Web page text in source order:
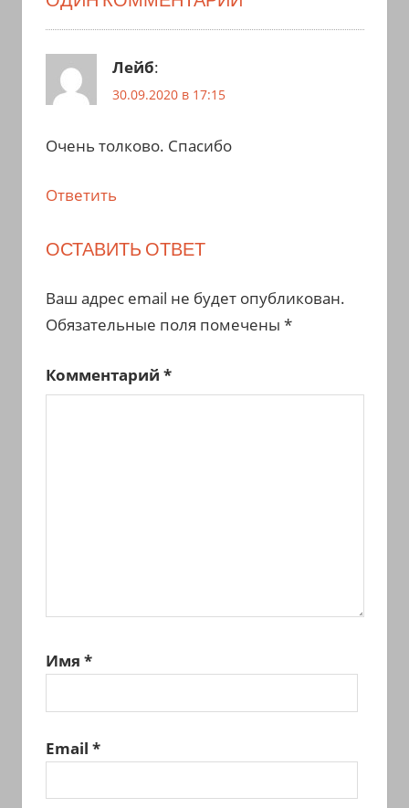
Лейб:
30.09.2020 в 17:15
Очень толково. Спасибо
Ответить
ОСТАВИТЬ ОТВЕТ
Ваш адрес email не будет опубликован.
Обязательные поля помечены *
Комментарий *
Имя *
Email *